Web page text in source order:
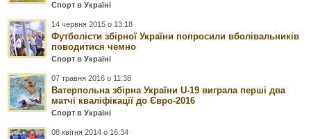
Спорт в Україні
14 червня 2015 о 13:18
Футболісти збірної України попросили вболівальників
поводитися чемно
Спорт в Україні
07 травня 2016 о 11:38
Ватерпольна збірна України U-19 виграла перші два
матчі кваліфікації до Євро-2016
Спорт в Україні
08 квітня 2014 о 16:34